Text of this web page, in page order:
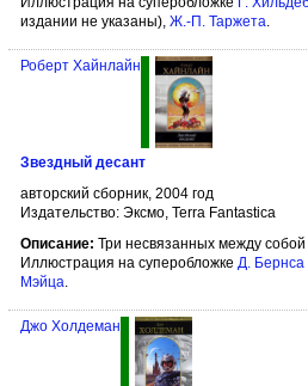
издании не указаны), Ж.-П. Таржета
Роберт Хайнлайн
Звездный десант
авторский сборник, 2004 год
Издательство: Эксмо, Terra Fantastica
Описание: Три несвязанных между
Иллюстрация на суперобложке Д. Бернсa
Мэйца.
Джо Холдеман